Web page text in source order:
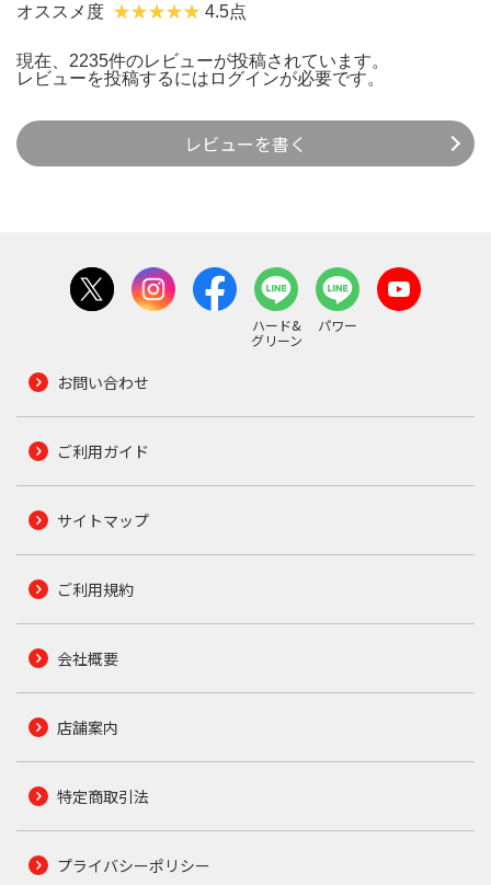
オススメ度 4.5点
現在、2235件のレビューが投稿されています。
レビューを投稿するには ログインが必要です。
レビューを書く
ハード&
グリーン
パワー
お問い合わせ
ご利用ガイド
サイトマップ
ご利用規約
会社概要
店舗案内
特定商取引法
プライバシーポリシー